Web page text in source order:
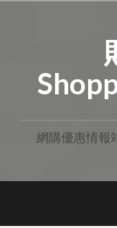
網購優惠情報